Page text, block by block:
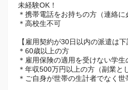
未経験OK！
＊携帯電話をお持ちの方（連絡に
＊高校生不可
【雇用契約が30日以内の派遣は
＊60歳以上の方
＊雇用保険の適用を受けない学生
＊年収500万円以上の方（副業と
＊ご自身が世帯の生計者でなく